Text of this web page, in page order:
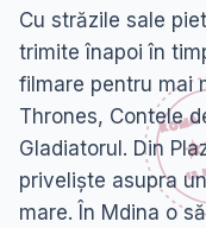
Cu străzile sale
trimite înapoi în
filmare pentru mai
Thrones, Contele
Gladiatorul. Din
priveliște asupra
mare. În Mdina o